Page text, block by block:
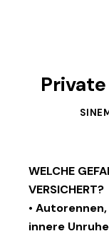
WELCHE
VERSICHERT?
•
innere